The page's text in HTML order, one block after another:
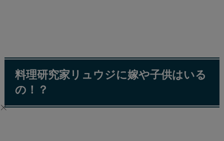
料理研究家リュウジに嫁や子供はいる
の！？